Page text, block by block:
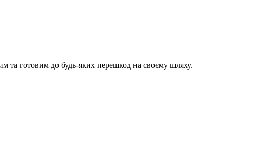
та готовим до будь-яких перешкод на своєму шляху.